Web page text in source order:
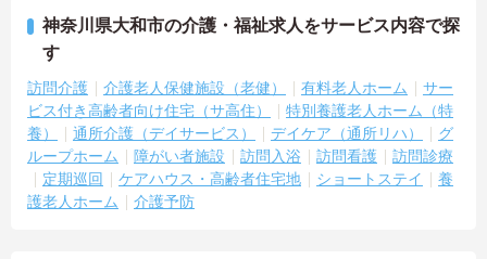
神奈川県大和市の介護・福祉求人をサービス内容で探
す
訪問介護 介護老人保健施設（老健） 有料老人ホーム
サー
ビス付き高齢者向け住宅（サ高住）
特別養護老人ホーム（特
養）
通所介護（デイサービス） デイケア（通所リハ）
グ
ループホーム
障がい者施設 訪問入浴 訪問看護
訪問診療
定期巡回
ケアハウス・高齢者住宅地 ショートステイ
養
護老人ホーム
介護予防